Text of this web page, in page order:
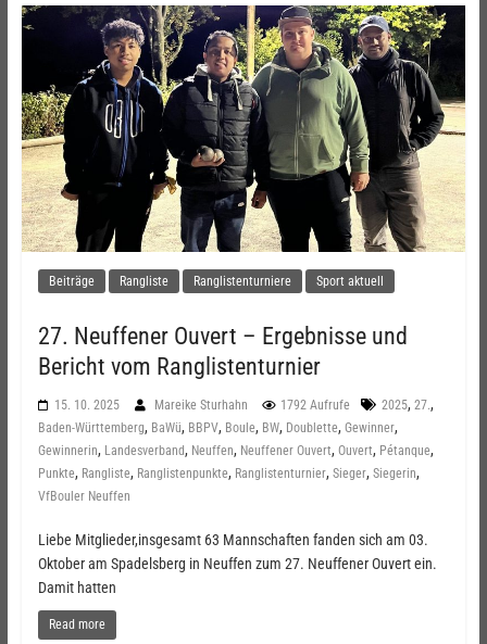
Beiträge Rangliste Ranglistenturniere Sport aktuell
27. Neuffener Ouvert – Ergebnisse und
Bericht vom Ranglistenturnier
15. 10. 2025 Mareike Sturhahn 1792 Aufrufe 2025, 27.,
Baden-Württemberg, BaWü, BBPV, Boule, BW, Doublette, Gewinner,
Gewinnerin, Landesverband, Neuffen, Neuffener Ouvert, Ouvert, Pétanque,
Punkte, Rangliste, Ranglistenpunkte, Ranglistenturnier, Sieger, Siegerin,
VfBouler Neuffen
Liebe Mitglieder,insgesamt 63 Mannschaften fanden sich am 03.
Oktober am Spadelsberg in Neuffen zum 27. Neuffener Ouvert ein.
Damit hatten
Read more